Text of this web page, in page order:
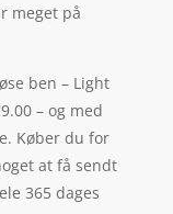
meget på
ben – Light
– og med
Køber du for
at få sendt
365 dages